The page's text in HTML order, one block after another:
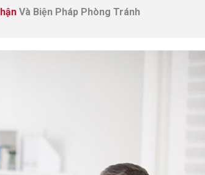
Và Biện Pháp Phòng Tránh